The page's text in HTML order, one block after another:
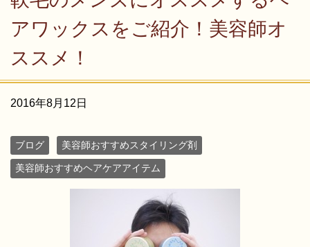
アワックスをご紹介！美容師オ
ススメ！
2016年8月12日
ブログ 美容師おすすめスタイリング剤
美容師おすすめヘアケアアイテム